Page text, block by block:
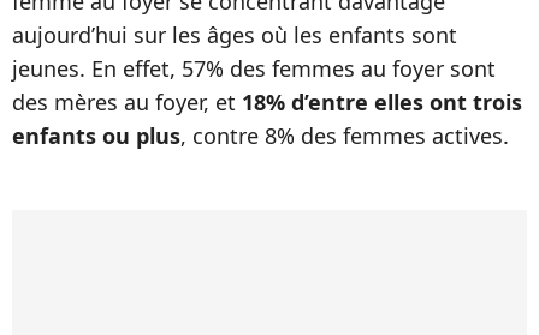
aujourd’hui sur les âges où les enfants sont
jeunes. En effet, 57% des femmes au foyer sont
des mères au foyer, et 18% d’entre elles ont trois
enfants ou plus, contre 8% des femmes actives.